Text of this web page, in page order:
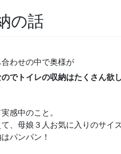
の話
わせの中で奥様が
のでトイレの収納はたくさん欲
感中のこと。
、母娘３人お気に入りのサイ
パンパン！